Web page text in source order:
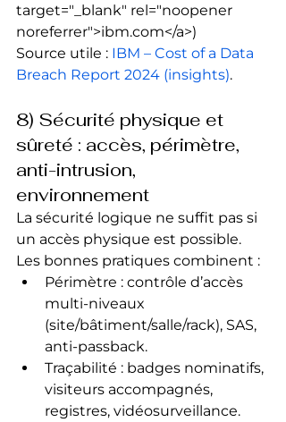
target="_blank" rel="noopener
noreferrer">ibm.com</a>)
Source utile : IBM – Cost of a Data
Breach Report 2024 (insights).
8) Sécurité physique et
sûreté : accès, périmètre,
anti-intrusion,
environnement
La sécurité logique ne suffit pas si
un accès physique est possible.
Les bonnes pratiques combinent :
Périmètre : contrôle d’accès
multi-niveaux
(site/bâtiment/salle/rack), SAS,
anti-passback.
Traçabilité : badges nominatifs,
visiteurs accompagnés,
registres, vidéosurveillance.